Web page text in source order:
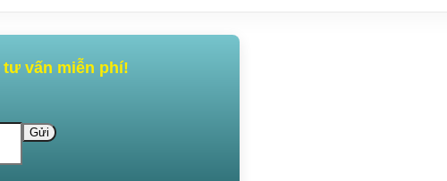
tư vấn miễn phí!